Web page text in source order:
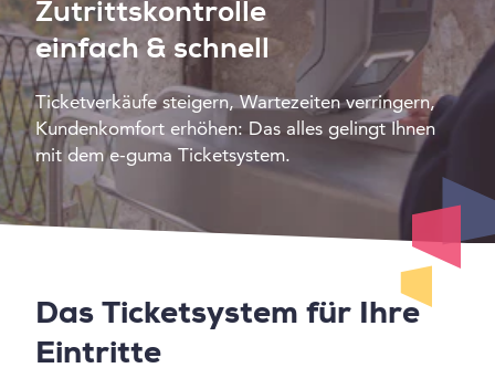
Zutrittskontrolle
einfach & schnell
Ticketverkäufe steigern, Wartezeiten verringern,
Kundenkomfort erhöhen: Das alles gelingt Ihnen
mit dem e-guma Ticketsystem.
Das Ticketsystem für Ihre
Eintritte